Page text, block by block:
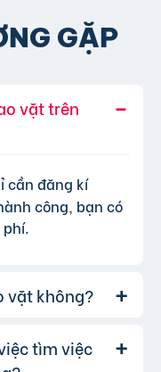
GẶP
vặt trên
cần đăng kí
công, bạn có
vặt không?
đăng tin miễn
tìm việc